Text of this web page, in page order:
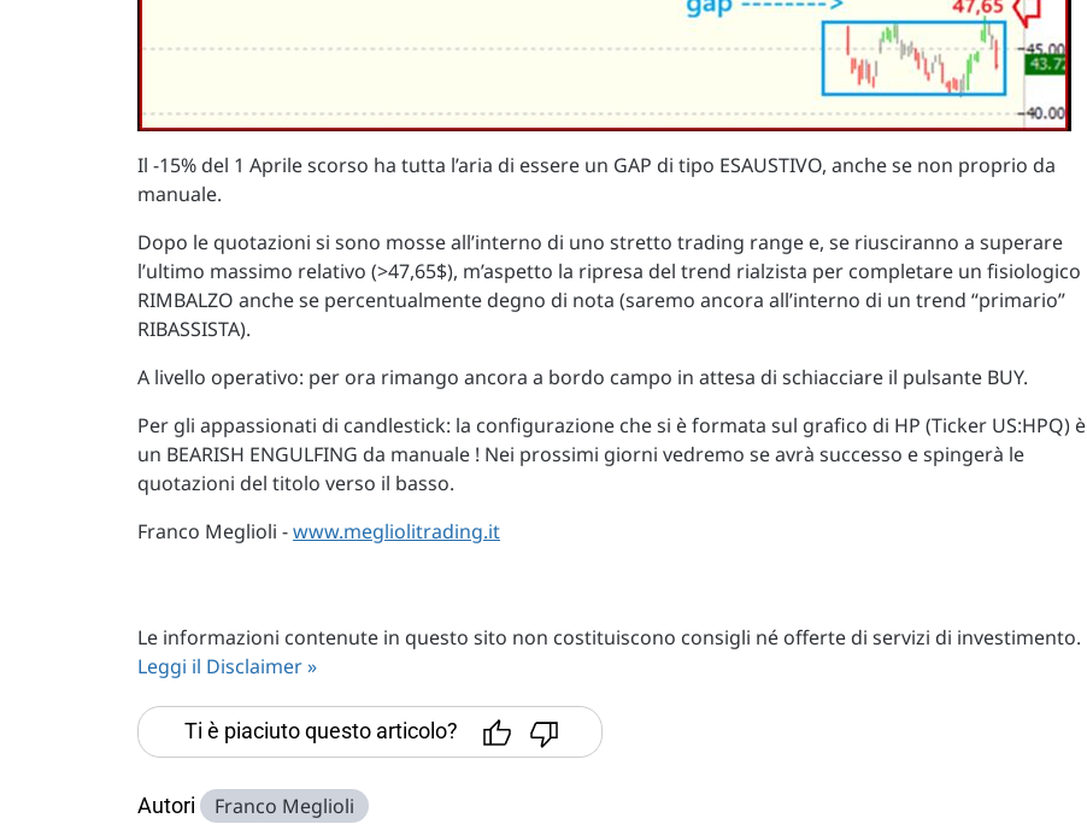
Il -15% del 1 Aprile scorso ha tutta l’aria di essere un GAP di tipo ESAUSTIVO, anche se non proprio da
manuale.
Dopo le quotazioni si sono mosse all’interno di uno stretto trading range e, se riusciranno a superare
l’ultimo massimo relativo (>47,65$), m’aspetto la ripresa del trend rialzista per completare un fisiologico
RIMBALZO anche se percentualmente degno di nota (saremo ancora all’interno di un trend “primario”
RIBASSISTA).
A livello operativo: per ora rimango ancora a bordo campo in attesa di schiacciare il pulsante BUY.
Per gli appassionati di candlestick: la configurazione che si è formata sul grafico di HP (Ticker US:HPQ) è
un BEARISH ENGULFING da manuale ! Nei prossimi giorni vedremo se avrà successo e spingerà le
quotazioni del titolo verso il basso.
Franco Meglioli -www.megliolitrading.it
Le informazioni contenute in questo sito non costituiscono consigli né offerte di servizi di investimento.
Leggi il Disclaimer »
Ti è piaciuto questo articolo?
Autori Franco Meglioli